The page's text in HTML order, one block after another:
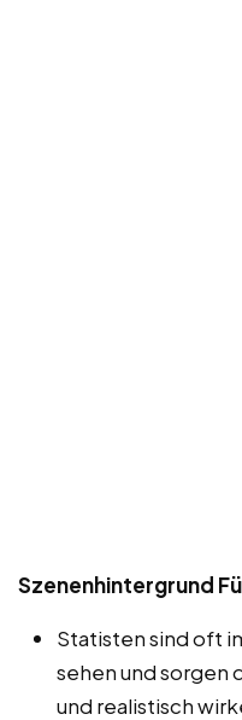
Szenenhintergrund
Statisten sind oft
sehen und sorgen
und realistisch